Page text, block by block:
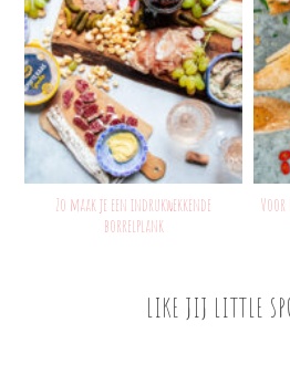
Zo maak je een indrukwekkende
borrelplank
Voor
LIKE JIJ LITTLE